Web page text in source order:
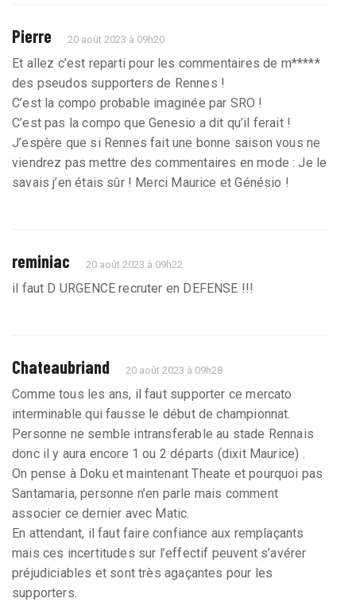
Pierre 20 août 2023 à 09h20
Et allez c’est reparti pour les commentaires de m*****
des pseudos supporters de Rennes !
C’est la compo probable imaginée par SRO !
C’est pas la compo que Genesio a dit qu’il ferait !
J’espère que si Rennes fait une bonne saison vous ne
viendrez pas mettre des commentaires en mode : Je le
savais j’en étais sûr ! Merci Maurice et Génésio !
reminiac 20 août 2023 à 09h22
il faut D URGENCE recruter en DEFENSE !!!
Chateaubriand 20 août 2023 à 09h28
Comme tous les ans, il faut supporter ce mercato
interminable qui fausse le début de championnat.
Personne ne semble intransferable au stade Rennais
donc il y aura encore 1 ou 2 départs (dixit Maurice) .
On pense à Doku et maintenant Theate et pourquoi pas
Santamaria, personne n’en parle mais comment
associer ce dernier avec Matic.
En attendant, il faut faire confiance aux remplaçants
mais ces incertitudes sur l’effectif peuvent s’avérer
préjudiciables et sont très agaçantes pour les
supporters.